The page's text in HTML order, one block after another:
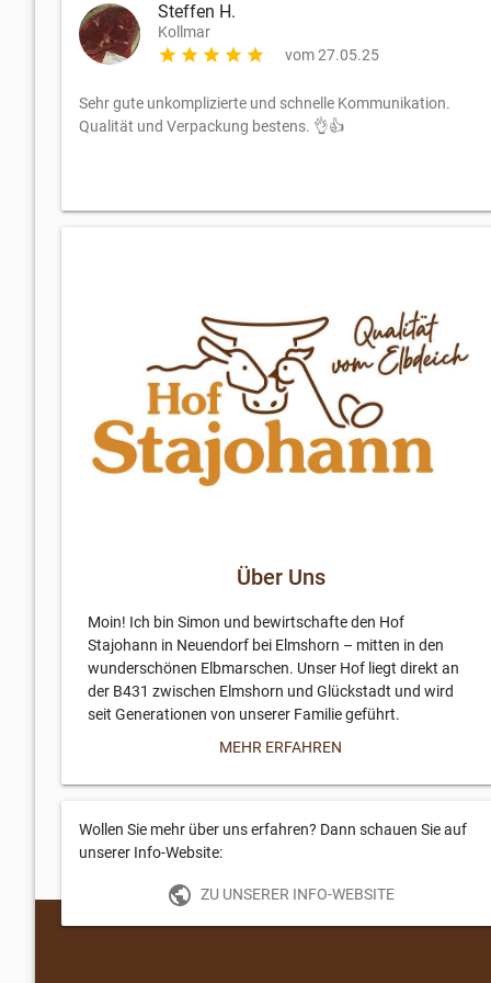
Steffen H.
Kollmar
star star star star star vom 27.05.25
Sehr gute unkomplizierte und schnelle Kommunikation.
Qualität und Verpackung bestens. 👌👍
Über Uns
Moin! Ich bin Simon und bewirtschafte den Hof
Stajohann in Neuendorf bei Elmshorn – mitten in den
wunderschönen Elbmarschen. Unser Hof liegt direkt an
der B431 zwischen Elmshorn und Glückstadt und wird
seit Generationen von unserer Familie geführt.
und hochwertige, regionale Produkte. Wir halten Rinder,
Haltung. Unsere Kühe und Kälber verbringen den
Sommer auf der Weide, unsere Schafe sind als
Hühner legen täglich frische Eier, die wir direkt auf dem
MEHR ERFAHREN
Wollen Sie mehr über uns erfahren? Dann schauen Sie auf
unserer Info-Website:
public ZU UNSERER INFO-WEBSITE